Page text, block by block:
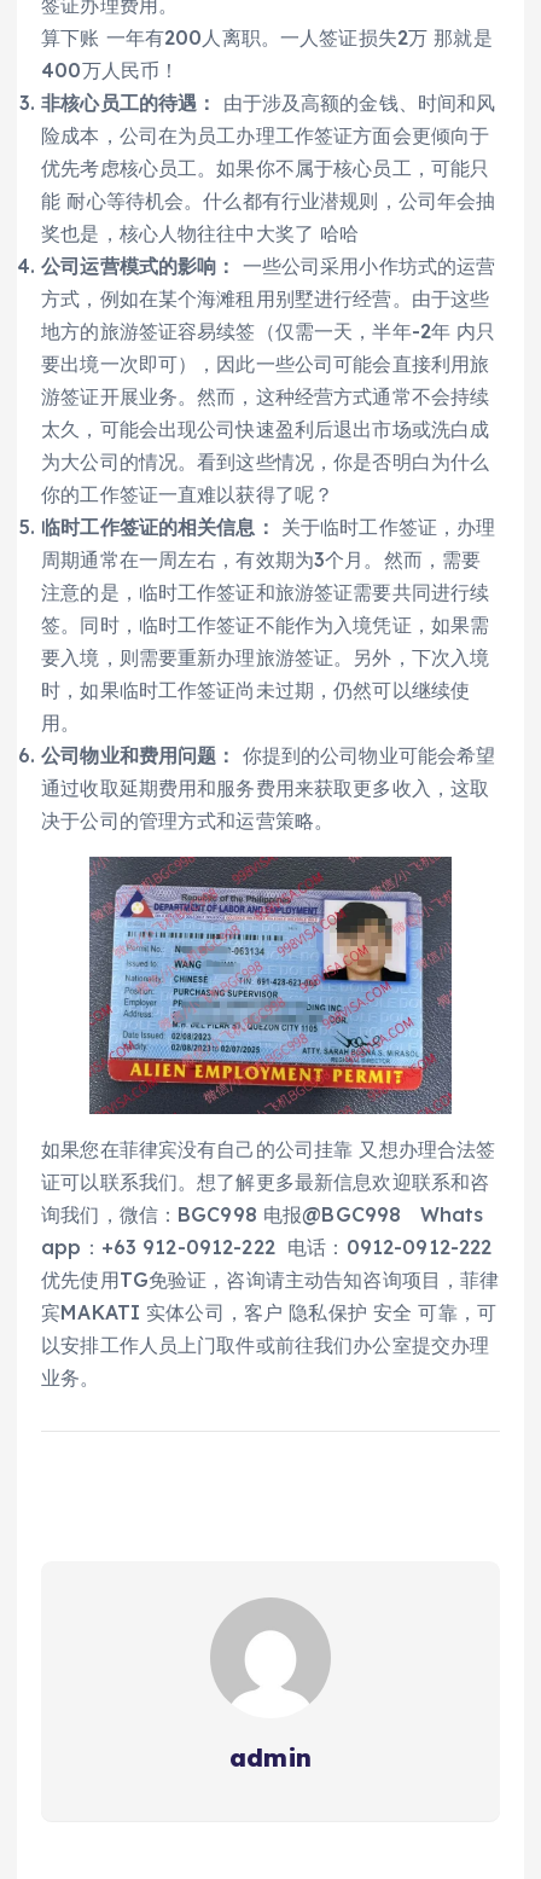
算下账 一年有200人离职。一人签证损失2万 那就是
400万人民币！
非核心员工的待遇：
由于涉及高额的金钱、时间和风
险成本，公司在为员工办理工作签证方面会更倾向于
优先考虑核心员工。如果你不属于核心员工，可能只
能 耐心等待机会。什么都有行业潜规则，公司年会抽
奖也是，核心人物往往中大奖了 哈哈
公司运营模式的影响： 一些公司采用小作坊式的运营
方式，例如在某个海滩租用别墅进行经营。由于这些
地方的旅游签证容易续签（仅需一天，半年-2年 内只
要出境一次即可），因此一些公司可能会直接利用旅
游签证开展业务。然而，这种经营方式通常不会持续
太久，可能会出现公司快速盈利后退出市场或洗白成
为大公司的情况。看到这些情况，你是否明白为什么
你的工作签证一直难以获得了呢？
临时工作签证的相关信息： 关于临时工作签证，办理
周期通常在一周左右，有效期为3个月。然而，需要
注意的是，临时工作签证和旅游签证需要共同进行续
签。同时，临时工作签证不能作为入境凭证，如果需
要入境，则需要重新办理旅游签证。另外，下次入境
时，如果临时工作签证尚未过期，仍然可以继续使
用。
公司物业和费用问题： 你提到的公司物业可能会希望
通过收取延期费用和服务费用来获取更多收入，这取
决于公司的管理方式和运营策略。
如果您在菲律宾没有自己的公司挂靠 又想办理合法签
证可以联系我们。想了解更多最新信息欢迎联系和咨
询我们，微信：BGC998 电报@BGC998 Whats
app：+63 912-0912-222 电话：0912-0912-222
优先使用TG免验证，咨询请主动告知咨询项目，菲律
宾MAKATI 实体公司，客户 隐私保护 安全 可靠，可
以安排工作人员上门取件或前往我们办公室提交办理
业务。
admin